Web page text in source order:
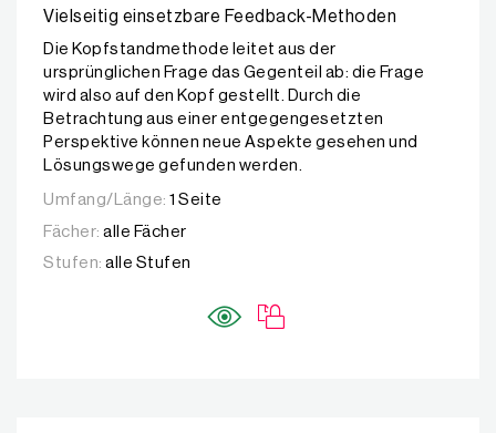
Vielseitig einsetzbare Feedback-Methoden
Die Kopfstandmethode leitet aus der
ursprünglichen Frage das Gegenteil ab: die Frage
wird also auf den Kopf gestellt. Durch die
Betrachtung aus einer entgegengesetzten
Perspektive können neue Aspekte gesehen und
Lösungswege gefunden werden.
Umfang/Länge: 1 Seite
Fächer: alle Fächer
Stufen: alle Stufen